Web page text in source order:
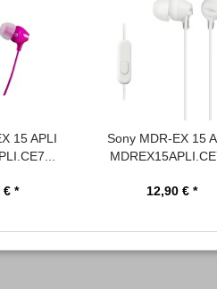
15 APLI
€ *
Sony MDR-EX 15
12,90 € *